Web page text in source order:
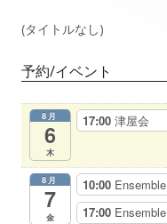
ー
シ
ョ
ン
バ
(タイトルなし)
予約/イベント
8月
6
木
17:00 津屋会
8月
7
金
10:00 Ensemble
17:00 Ensemble